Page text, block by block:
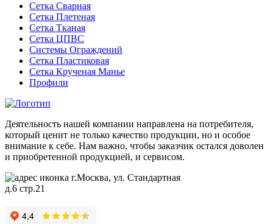
Сетка Сварная
Сетка Плетеная
Сетка Тканая
Сетка ЦПВС
Системы Ограждений
Сетка Пластиковая
Сетка Крученая Манье
Профили
Деятельность нашей компании направлена на потребителя,
который ценит не только качество продукции, но и особое
внимание к себе. Нам важно, чтобы заказчик остался доволен
и приобретенной продукцией, и сервисом.
г.Москва, ул. Стандартная
д.6 стр.21